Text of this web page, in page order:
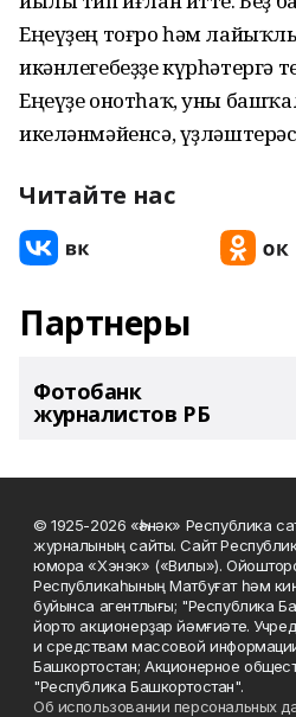
Еңеүҙең тоғро һәм
икәнлегебеҙҙе күрһәтергә
Еңеүҙе онотһаҡ, уны
икеләнмәйенсә,
Читайте нас
Партнеры
Фотобанк
журналистов РБ
© 1925-2026 «Һәнәк» Республика
журналының сайты. Сайт
юмора «Хэнэк» («Вилы»).
Республикаһының Матбуғат һәм
буйынса агентлығы; "Республика
йорто акционерҙар йәмғиәте.
и средствам массовой
Башкортостан; Акционерное
"Республика Башкортостан".
Об использовании персональных